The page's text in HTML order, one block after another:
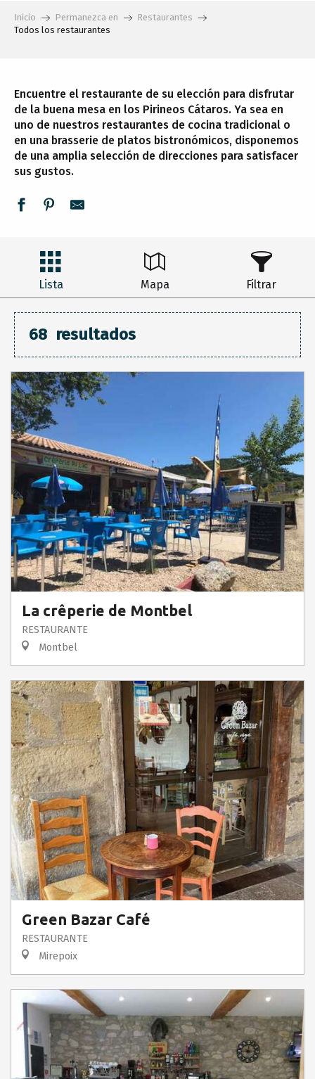
Inicio Permanezca en
Restaurantes
Todos los restaurantes
Encuentre el restaurante de su elección para disfrutar
de la buena mesa en los Pirineos Cátaros. Ya sea en
uno de nuestros restaurantes de cocina tradicional o
en una brasserie de platos bistronómicos, disponemos
de una amplia selección de direcciones para satisfacer
sus gustos.
Lista Mapa Filtrar
68 resultados
La crêperie de Montbel
RESTAURANTE
Montbel
Green Bazar Café
RESTAURANTE
Mirepoix